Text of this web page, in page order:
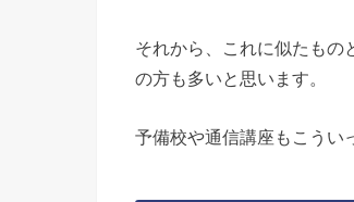
それから、これに似たもの
の方も多いと思います。
予備校や通信講座もこうい